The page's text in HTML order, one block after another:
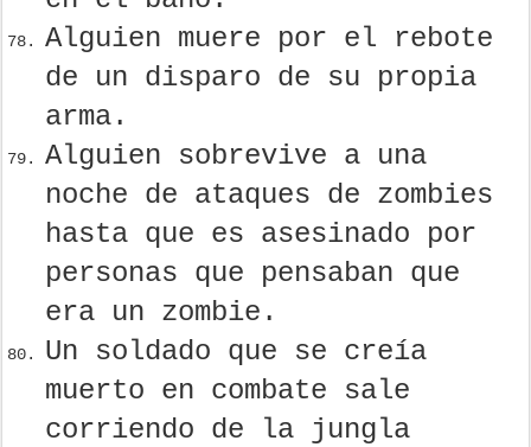
Alguien muere por el rebote
de un disparo de su propia
arma.
Alguien sobrevive a una
noche de ataques de zombies
hasta que es asesinado por
personas que pensaban que
era un zombie.
Un soldado que se creía
muerto en combate sale
corriendo de la jungla